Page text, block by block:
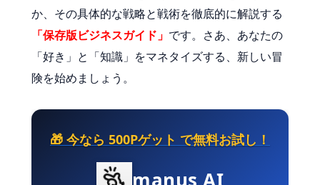
か、その具体的な戦略と戦術を徹底的に解説する
「保存版ビジネスガイド」 です。さあ、あなたの
「好き」と「知識」をマネタイズする、新しい冒
険を始めましょう。
🎁 今なら 500Pゲット で無料お試し！
manus AI